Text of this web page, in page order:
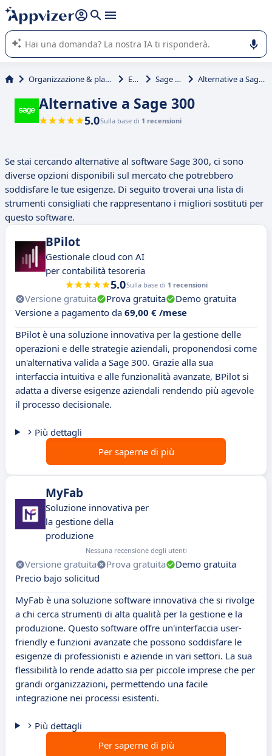
righe con
shift + enter
L'IA di Appvizer vi guida nell'utilizzo o nella scelta di un
software SaaS per la vostra azienda.
Organizzazione & planning ERP Sage 300 Alternative a Sage 300
Alternative a Sage 300
5.0Sulla base di 1 recensioni
Se stai cercando alternative al software Sage 300, ci sono
diverse opzioni disponibili sul mercato che potrebbero
soddisfare le tue esigenze. Di seguito troverai una lista di
strumenti consigliati che rappresentano i migliori sostituti per
questo software.
BPilot
Gestionale cloud con AI
per contabilità tesoreria
5.0Sulla base di 1 recensioni
Versione gratuita Prova gratuita
Demo gratuita
Versione a pagamento da 69,00 € /mese
BPilot è una soluzione innovativa per la gestione delle
operazioni e delle strategie aziendali, proponendosi come
un'alternativa valida a Sage 300. Grazie alla sua
interfaccia intuitiva e alle funzionalità avanzate, BPilot si
adatta a diverse esigenze aziendali rendendo più agevole
il processo decisionale.
Più dettagli
Per saperne di più
MyFab
Soluzione innovativa per
la gestione della
produzione
Nessuna recensione degli utenti
Versione gratuita Prova gratuita
Demo gratuita
Precio bajo solicitud
MyFab è una soluzione software innovativa che si rivolge
a chi cerca strumenti di alta qualità per la gestione e la
produzione. Questo software offre un'interfaccia user-
friendly e funzioni avanzate che possono soddisfare le
esigenze di professionisti e aziende in vari settori. La sua
flessibilità lo rende adatto sia per piccole imprese che per
grandi organizzazioni, permettendo una facile
integrazione nei processi esistenti.
Più dettagli
Per saperne di più